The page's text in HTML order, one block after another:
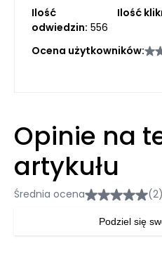
Ilość
odwiedzin: 556
Ilość
Ocena użytkowników:
Opinie na
artykułu
Średnia ocena (2)
Podziel się